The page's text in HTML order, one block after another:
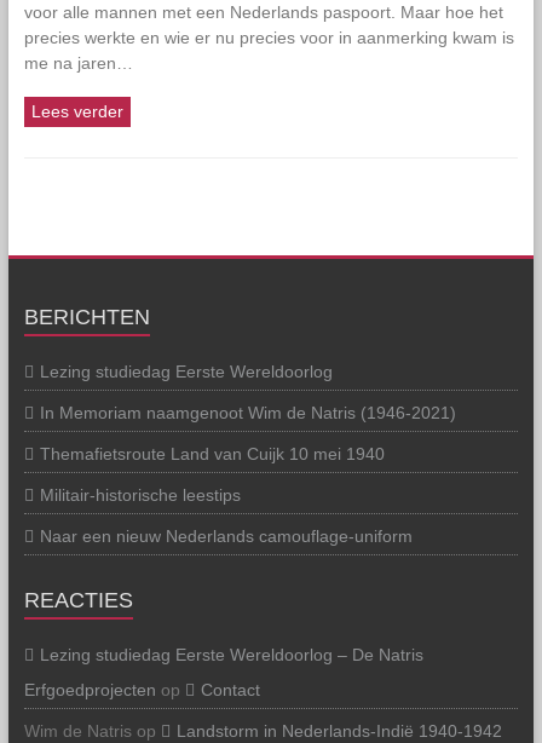
voor alle mannen met een Nederlands paspoort. Maar hoe het
precies werkte en wie er nu precies voor in aanmerking kwam is
me na jaren…
Lees verder
BERICHTEN
Lezing studiedag Eerste Wereldoorlog
In Memoriam naamgenoot Wim de Natris (1946-2021)
Themafietsroute Land van Cuijk 10 mei 1940
Militair-historische leestips
Naar een nieuw Nederlands camouflage-uniform
REACTIES
Lezing studiedag Eerste Wereldoorlog – De Natris
Erfgoedprojecten op Contact
Wim de Natrisop Landstorm in Nederlands-Indië 1940-1942